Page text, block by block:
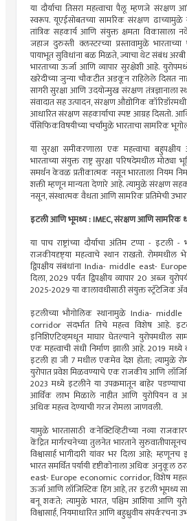
या दौर्याचा तिसरा महत्त्वाचा पैलू म्हणजे संरक्षण
स्वरूप. यूएईसोबतच्या सामरिक संरक्षण ढाच्यामुळे
तांत्रिक सहकार्य आणि संयुक्त क्षमता विकासाला
जहाज दुरुस्ती क्लस्टरच्या प्रस्तावामुळे भारताच्या
पायाभूत सुविधांना बळ मिळते, ज्याचा थेट संबंध अरबी
भारताच्या ऊर्जा आणि व्यापार सुरक्षेशी आहे.
खरेदीच्या जुन्या चौकटीत अडकून राहिलेले दिसत
सागरी सुरक्षा आणि उदयोन्मुख संरक्षण तंत्रज्ञानाला
संवादात सह उत्पादन, संरक्षण औद्योगिक
आधारित संरक्षण सहकार्याचा स्पष्ट आग्रह दिसतो.
पॅसिफिकविषयीच्या चर्चांमुळे भारताचा सामरिक
या सुरक्षा समीकरणाला एक महत्त्वाचा
भारताच्या संयुक्त राष्ट्र सुरक्षा परिषदेमधील
समर्थन केवळ प्रतीकात्मक नसून भारताला नियम
शक्ती म्हणून मान्यता देणारे आहे. त्यामुळे संरक्षण
नसून, संस्थात्मक वैधता आणि सामरिक प्रतिमेची
इटली आणि भूमध्य : IMEC, संरक्षण आणि सामरिक
या पाच राष्ट्रांच्या दौर्याचा अंतिम टप्पा - इटली -
राजकीयदृष्ट्‌‍या महत्वाचे स्थान राखतो.
द्विपक्षीय संबंधांना India- middle east-
दिला, 2029 पर्यंत द्विपक्षीय व्यापार 20 अब्ज
2025-2029 या कालावधीसाठी संयुक्त स्ट्रॅटेजिक
इटलीच्या भौगोलिक स्थानामुळे India-
corridor संदर्भात तिचे महत्त्व विशेष आहे.
इनिशिएटिव्हमधून माघार घेतल्याने युरोपमधील
एक महत्त्वाची संधी निर्माण झाली आहे. 2019
इटली हा जी 7 मधील एकमेव देश होता; त्यामुळे
युरोपात प्रवेश मिळवण्याचे एक राजकीय आणि
2023 मध्ये इटलीने या उपक्रमातून बाहेर
आर्थिक लाभ मिळाले नाहीत आणि युरोपियन व
अधिक महत्त्व देण्याची गरज रोमला जाणवली.
यामुळे भारतासाठी कनेक्टिव्हिटीच्या नव्या
केंद्रित मार्गरचनेच्या तुलनेत भारताने
विश्वासार्ह भागीदारी यांवर भर दिला आहे;
भारत समर्थित पर्यायी दृष्टीकोनाला अधिक अनुकूल
east- Europe economic corridor, विशेष
ऊर्जा आणि लॉजिस्टिक हिंग आहे, तर इटली भूमध्य
बनू शकते; त्यामुळे भारत, पश्चिम आशिया आणि
विश्वासार्ह, नियमाधारित आणि बहुध्रुवीय संपर्करचना